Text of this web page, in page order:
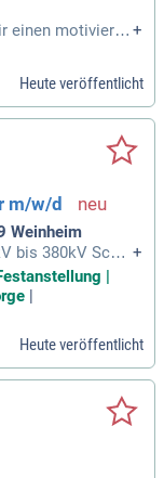
einen motivierte
konstr
von S
Fachkenntniss
unter
und T
sowie
sind Flexibili
gefordert. R
und Heidelberg
+
Heute veröffentlicht
m/w/d
Weinheim
bis 380kV Schal
von Hoch
elektrotechnis
HS-Klemme
+
|
|
Heute veröffentlicht